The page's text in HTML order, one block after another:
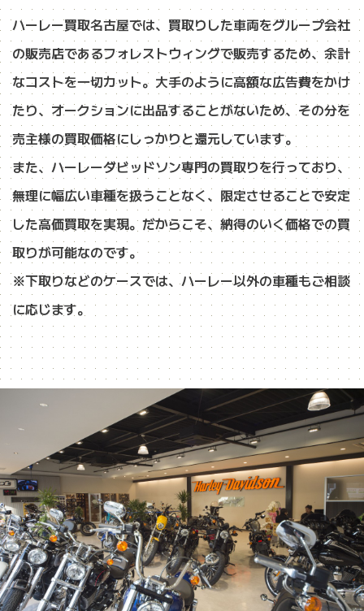
ハーレー買取名古屋では、買取りした車両をグループ会社
の販売店であるフォレストウィングで販売するため、余計
なコストを一切カット。大手のように高額な広告費をかけ
たり、オークションに出品することがないため、その分を
売主様の買取価格にしっかりと還元しています。
また、ハーレーダビッドソン専門の買取りを行っており、
無理に幅広い車種を扱うことなく、限定させることで安定
した高価買取を実現。だからこそ、納得のいく価格での買
取りが可能なのです。
※下取りなどのケースでは、ハーレー以外の車種もご相談
に応じます。